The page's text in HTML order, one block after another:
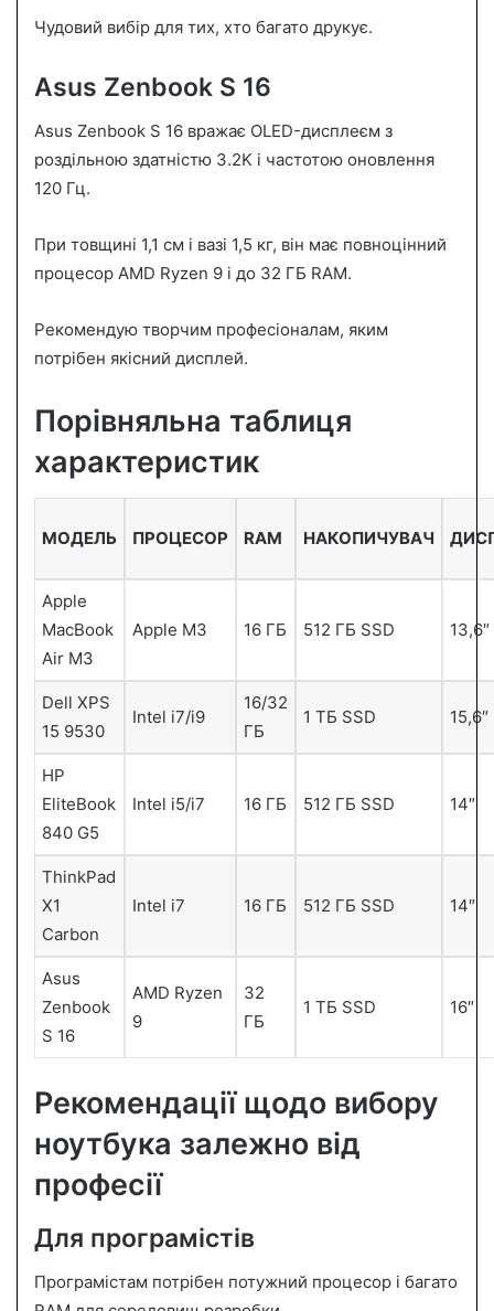
Чудовий вибір для тих, хто багато друкує.
Asus Zenbook S 16
Asus Zenbook S 16 вражає OLED-дисплеєм з
роздільною здатністю 3.2K і частотою оновлення
120 Гц.
При товщині 1,1 см і вазі 1,5 кг, він має повноцінний
процесор AMD Ryzen 9 і до 32 ГБ RAM.
Рекомендую творчим професіоналам, яким
потрібен якісний дисплей.
Порівняльна таблиця
характеристик
МОДЕЛЬ ПРОЦЕСОР RAM НАКОПИЧУВАЧ
Apple
MacBook
Air M3
Apple M3 16 ГБ 512 ГБ SSD 13,6″
Dell XPS
15 9530
Intel i7/i9
16/32
ГБ
1 ТБ SSD 15,6″
HP
EliteBook
840 G5
Intel i5/i7 16 ГБ 512 ГБ SSD 14″
ThinkPad
X1
Carbon
Intel i7 16 ГБ 512 ГБ SSD 14″
Asus
Zenbook
S 16
AMD Ryzen
9
32
ГБ
1 ТБ SSD 16″
Рекомендації щодо вибору
ноутбука залежно від
професії
Для програмістів
Програмістам потрібен потужний процесор і багато